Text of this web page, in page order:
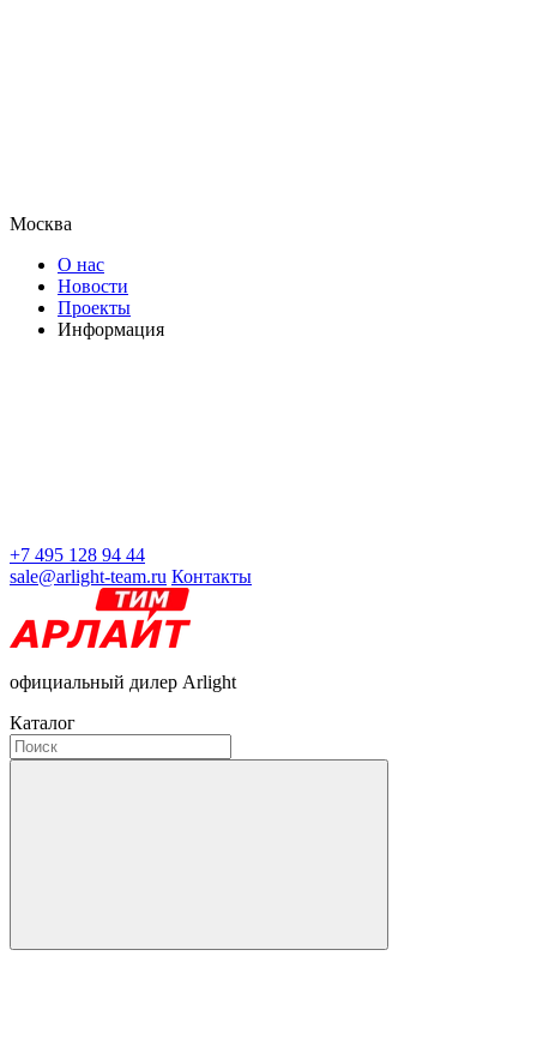
Москва
О нас
Новости
Проекты
Информация
+7 495 128 94 44
sale@arlight-team.ru Контакты
официальный дилер Arlight
Каталог